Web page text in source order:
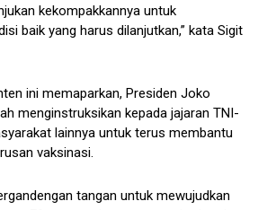
kekompakkannya untuk
baik yang harus dilanjutkan,” kata Sigit
ini memaparkan, Presiden Joko
menginstruksikan kepada jajaran TNI-
lainnya untuk terus membantu
vaksinasi.
tangan untuk mewujudkan